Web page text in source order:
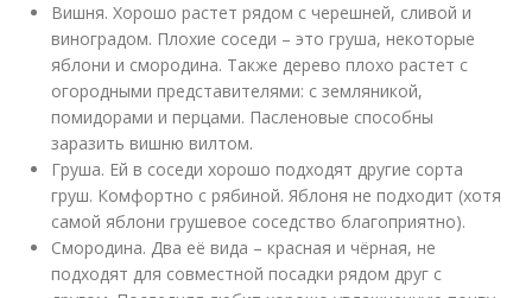
Вишня. Хорошо растет рядом с черешней, сливой и
виноградом. Плохие соседи – это груша, некоторые
яблони и смородина. Также дерево плохо растет с
огородными представителями: с земляникой,
помидорами и перцами. Пасленовые способны
заразить вишню вилтом.
Груша. Ей в соседи хорошо подходят другие сорта
груш. Комфортно с рябиной. Яблоня не подходит (хотя
самой яблони грушевое соседство благоприятно).
Смородина. Два её вида – красная и чёрная, не
подходят для совместной посадки рядом друг с